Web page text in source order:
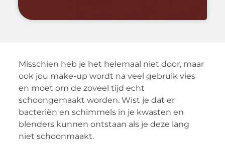
Misschien heb je het helemaal niet door, maar
ook jou make-up wordt na veel gebruik vies
en moet om de zoveel tijd echt
schoongemaakt worden. Wist je dat er
bacteriën en schimmels in je kwasten en
blenders kunnen ontstaan als je deze lang
niet schoonmaakt.